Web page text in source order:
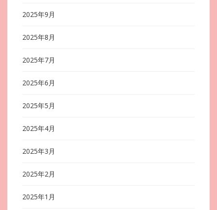
2025年9月
2025年8月
2025年7月
2025年6月
2025年5月
2025年4月
2025年3月
2025年2月
2025年1月